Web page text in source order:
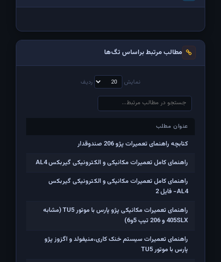
مطالب مرتبط براساس تگ‌ها
نمایش ردیف
عنوان مطلب
عنوان مطلب
کتابچه راهنمای تعمیرات پژو 206 صندوقدار
راهنمای کامل تعمیرات مکانیکی و الکترونیکی گیربکس AL4
راهنمای کامل تعمیرات مکانیکی و الکترونیکی گیربکس
AL4- فایل 2
راهنمای تعمیرات مکانیکی پژو پارس با موتور TU5 (مشابه
405SLX و 206 تیپ 5و6)
راهنمای تعمیرات سیستم خنک کاری،منیفولد و اگزوز پژو
پارس با موتور TU5